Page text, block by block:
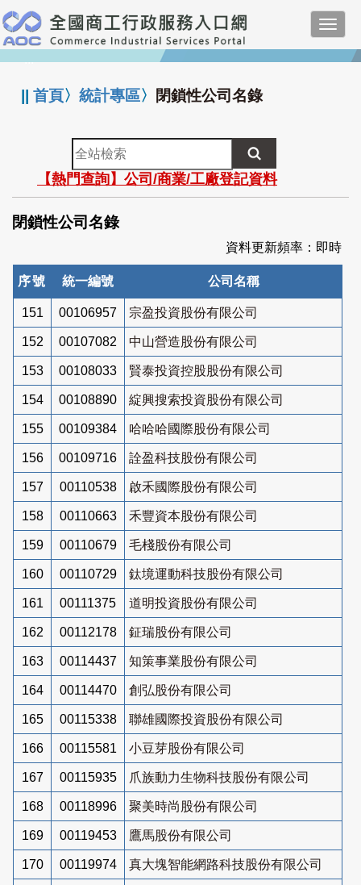
跳
到
主
要
:::
||首頁〉統計專區〉 閉鎖性公司名錄
全
站
檢
索
【熱門查詢】公司/商業/工廠登記資料
閉鎖性公司名錄
資料更新頻率：即時
序號 統一編號 公司名稱
151 00106957 宗盈投資股份有限公司
152 00107082 中山營造股份有限公司
153 00108033 賢泰投資控股股份有限公司
154 00108890 綻興搜索投資股份有限公司
155 00109384 哈哈哈國際股份有限公司
156 00109716 詮盈科技股份有限公司
157 00110538 啟禾國際股份有限公司
158 00110663 禾豐資本股份有限公司
159 00110679 毛棧股份有限公司
160 00110729 鈦境運動科技股份有限公司
161 00111375 道明投資股份有限公司
162 00112178 鉦瑞股份有限公司
163 00114437 知策事業股份有限公司
164 00114470 創弘股份有限公司
165 00115338 聯雄國際投資股份有限公司
166 00115581 小豆芽股份有限公司
167 00115935 爪族動力生物科技股份有限公司
168 00118996 聚美時尚股份有限公司
169 00119453 鷹馬股份有限公司
170 00119974 真大塊智能網路科技股份有限公司